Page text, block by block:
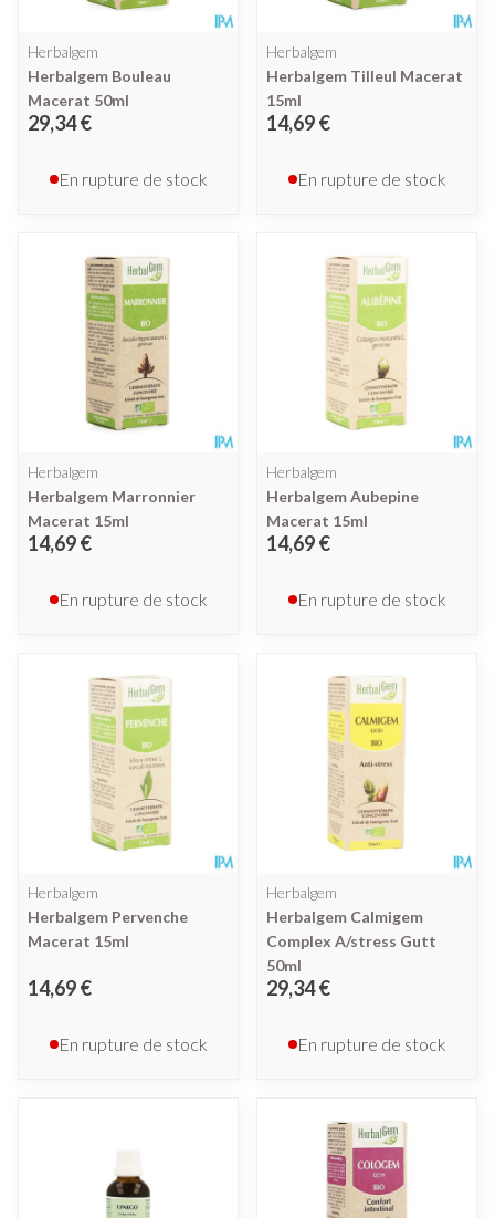
Herbalgem
Herbalgem Bouleau
Macerat 50ml
29,34 €
En rupture de stock
Herbalgem
Herbalgem Tilleul Macerat
15ml
14,69 €
En rupture de stock
Herbalgem
Herbalgem Marronnier
Macerat 15ml
14,69 €
En rupture de stock
Herbalgem
Herbalgem Aubepine
Macerat 15ml
14,69 €
En rupture de stock
Herbalgem
Herbalgem Pervenche
Macerat 15ml
14,69 €
En rupture de stock
Herbalgem
Herbalgem Calmigem
Complex A/stress Gutt
50ml
29,34 €
En rupture de stock